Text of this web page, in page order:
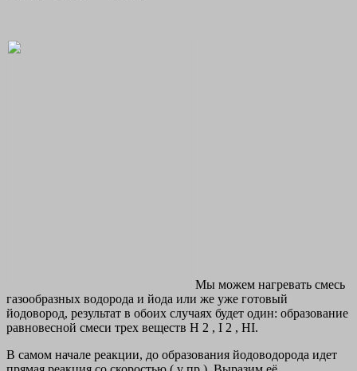
Мы можем нагревать смесь
газообразных водорода и йода или же уже готовый
йодовород, результат в обоих случаях будет один: образование
равновесной смеси трех веществ H 2 , I 2 , HI.
В самом начале реакции, до образования йодоводорода идет